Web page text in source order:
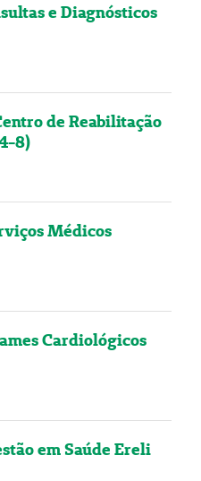
e Diagnósticos
de Reabilitação
8)
Médicos
Cardiológicos
em Saúde Ereli